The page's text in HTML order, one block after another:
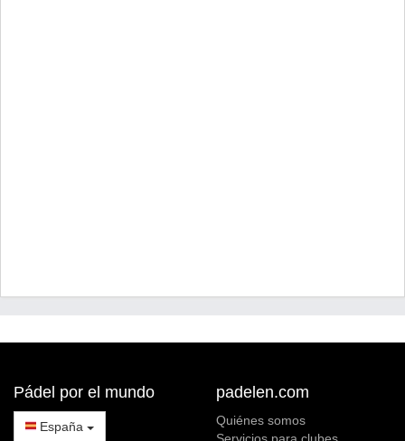
Pádel por el mundo
España
padelen.com
Quiénes somos